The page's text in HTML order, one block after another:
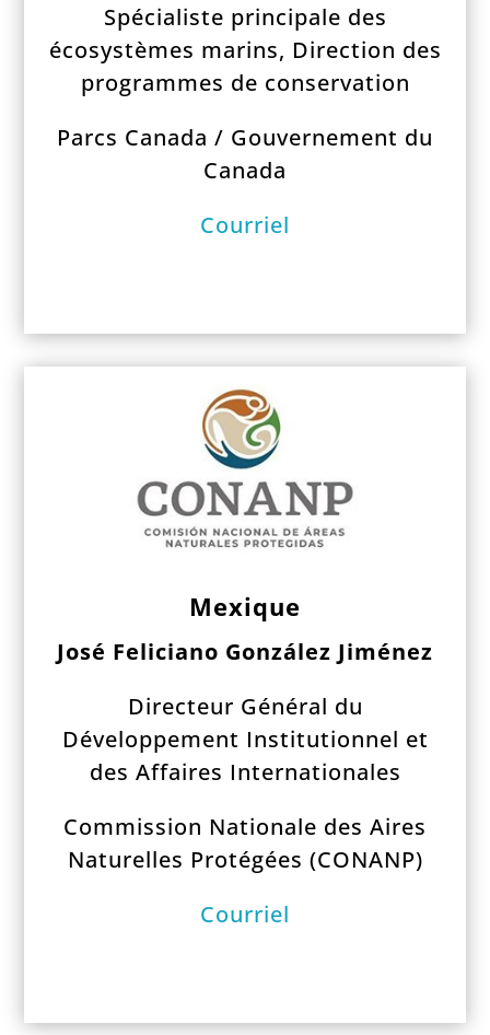
Spécialiste principale des
écosystèmes marins, Direction des
programmes de conservation
Parcs Canada / Gouvernement du
Canada
Courriel
Mexique
José Feliciano González Jiménez
Directeur Général du
Développement Institutionnel et
des Affaires Internationales
Commission Nationale des Aires
Naturelles Protégées (CONANP)
Courriel